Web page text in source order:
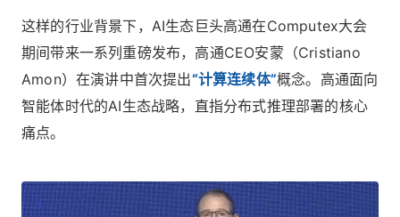
这样的行业背景下，AI生态巨头高通在Computex大会
期间带来一系列重磅发布，高通CEO安蒙（Cristiano
Amon）在演讲中首次提出“计算连续体”概念。高通面向
智能体时代的AI生态战略，直指分布式推理部署的核心
痛点。